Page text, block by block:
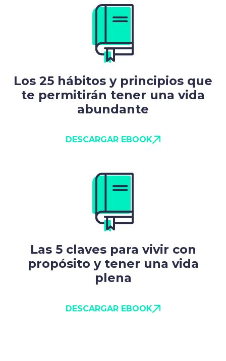
Los 25 hábitos y principios que
te permitirán tener una vida
abundante
DESCARGAR EBOOK
Las 5 claves para vivir con
propósito y tener una vida
plena
DESCARGAR EBOOK